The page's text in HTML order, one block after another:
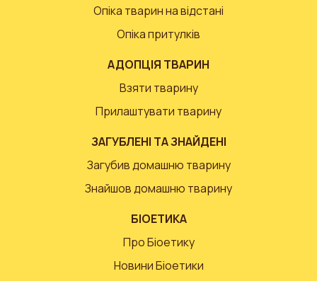
Опіка тварин на відстані
Опіка притулків
АДОПЦІЯ ТВАРИН
Взяти тварину
Прилаштувати тварину
ЗАГУБЛЕНІ ТА ЗНАЙДЕНІ
Загубив домашню тварину
Знайшов домашню тварину
БІОЕТИКА
Про Біоетику
Новини Біоетики